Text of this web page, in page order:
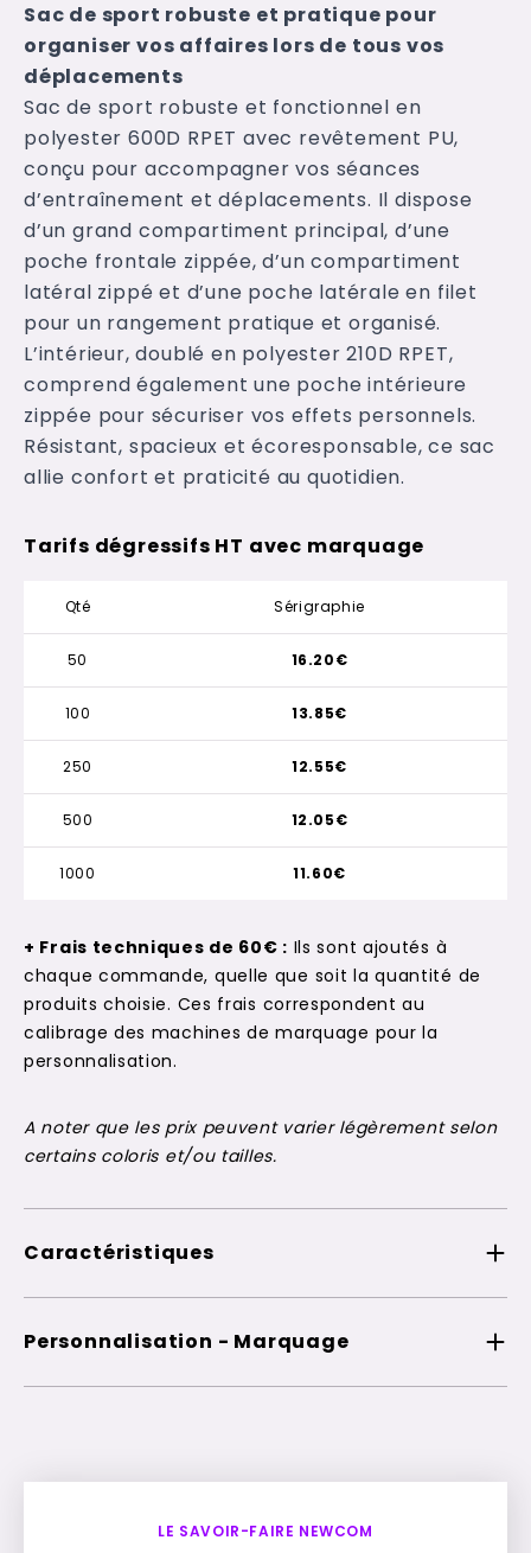
Sac de sport robuste et pratique pour
organiser vos affaires lors de tous vos
déplacements
Sac de sport robuste et fonctionnel en
polyester 600D RPET avec revêtement PU,
conçu pour accompagner vos séances
d’entraînement et déplacements. Il dispose
d’un grand compartiment principal, d’une
poche frontale zippée, d’un compartiment
latéral zippé et d’une poche latérale en filet
pour un rangement pratique et organisé.
L’intérieur, doublé en polyester 210D RPET,
comprend également une poche intérieure
zippée pour sécuriser vos effets personnels.
Résistant, spacieux et écoresponsable, ce sac
allie confort et praticité au quotidien.
Tarifs dégressifs HT avec marquage
Qté Sérigraphie
50
100
250
500
1000
16.20€
13.85€
12.55€
12.05€
11.60€
+ Frais techniques de 60€ : Ils sont ajoutés à
chaque commande, quelle que soit la quantité de
produits choisie. Ces frais correspondent au
calibrage des machines de marquage pour la
personnalisation.
A noter que les prix peuvent varier légèrement selon
certains coloris et/ou tailles.
Caractéristiques
Personnalisation - Marquage
LE SAVOIR-FAIRE NEWCOM